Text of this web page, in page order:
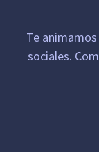
Te
sociales.